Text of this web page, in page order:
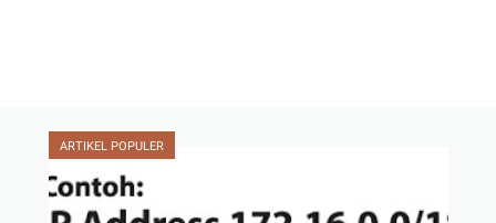
ARTIKEL POPULER